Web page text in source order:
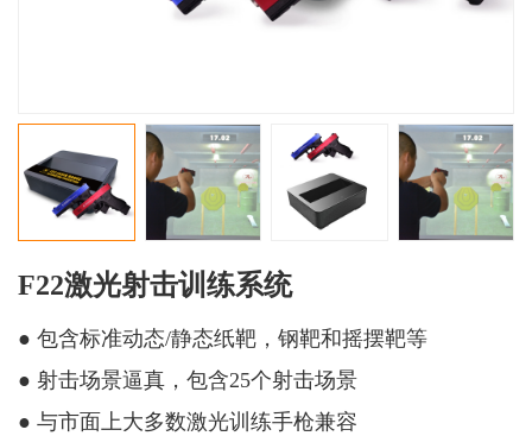
F22激光射击训练系统
● 包含标准动态/静态纸靶，钢靶和摇摆靶等
● 射击场景逼真，包含25个射击场景
● 与市面上大多数激光训练手枪兼容